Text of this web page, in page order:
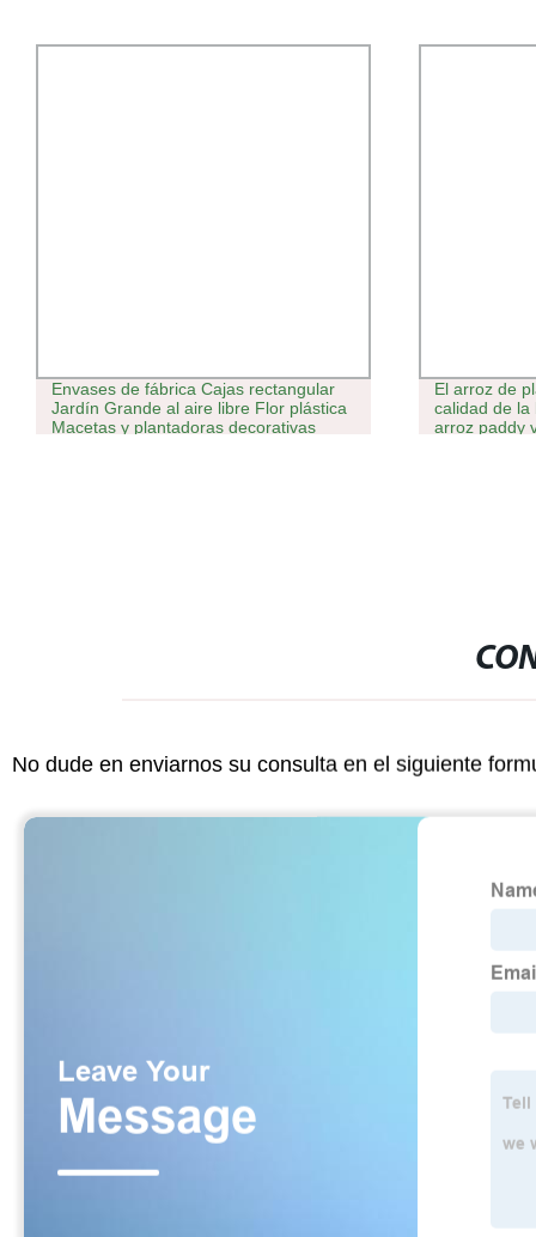
Envases de fábrica Cajas rectangular
Jardín Grande al aire libre Flor plástica
Macetas y plantadoras decorativas
El arroz de
calidad de la
arroz paddy
No dude en enviarnos su consulta en el siguiente